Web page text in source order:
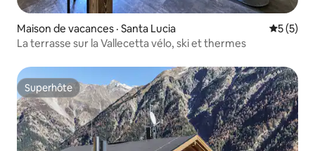
Maison de vacances · Santa Lucia Note
5 (5)
La terrasse sur la Vallecetta vélo, ski et thermes
Superhôte
Superhôte